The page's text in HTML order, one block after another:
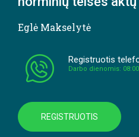
Eglė Makselytė
Registruotis
Darbo dienomis:
REGISTRUOTIS